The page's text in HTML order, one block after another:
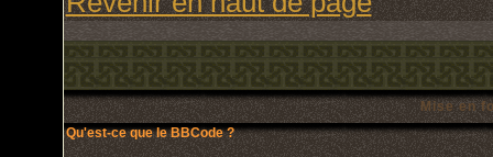
Mise en
Qu'est-ce que le BBCode ?